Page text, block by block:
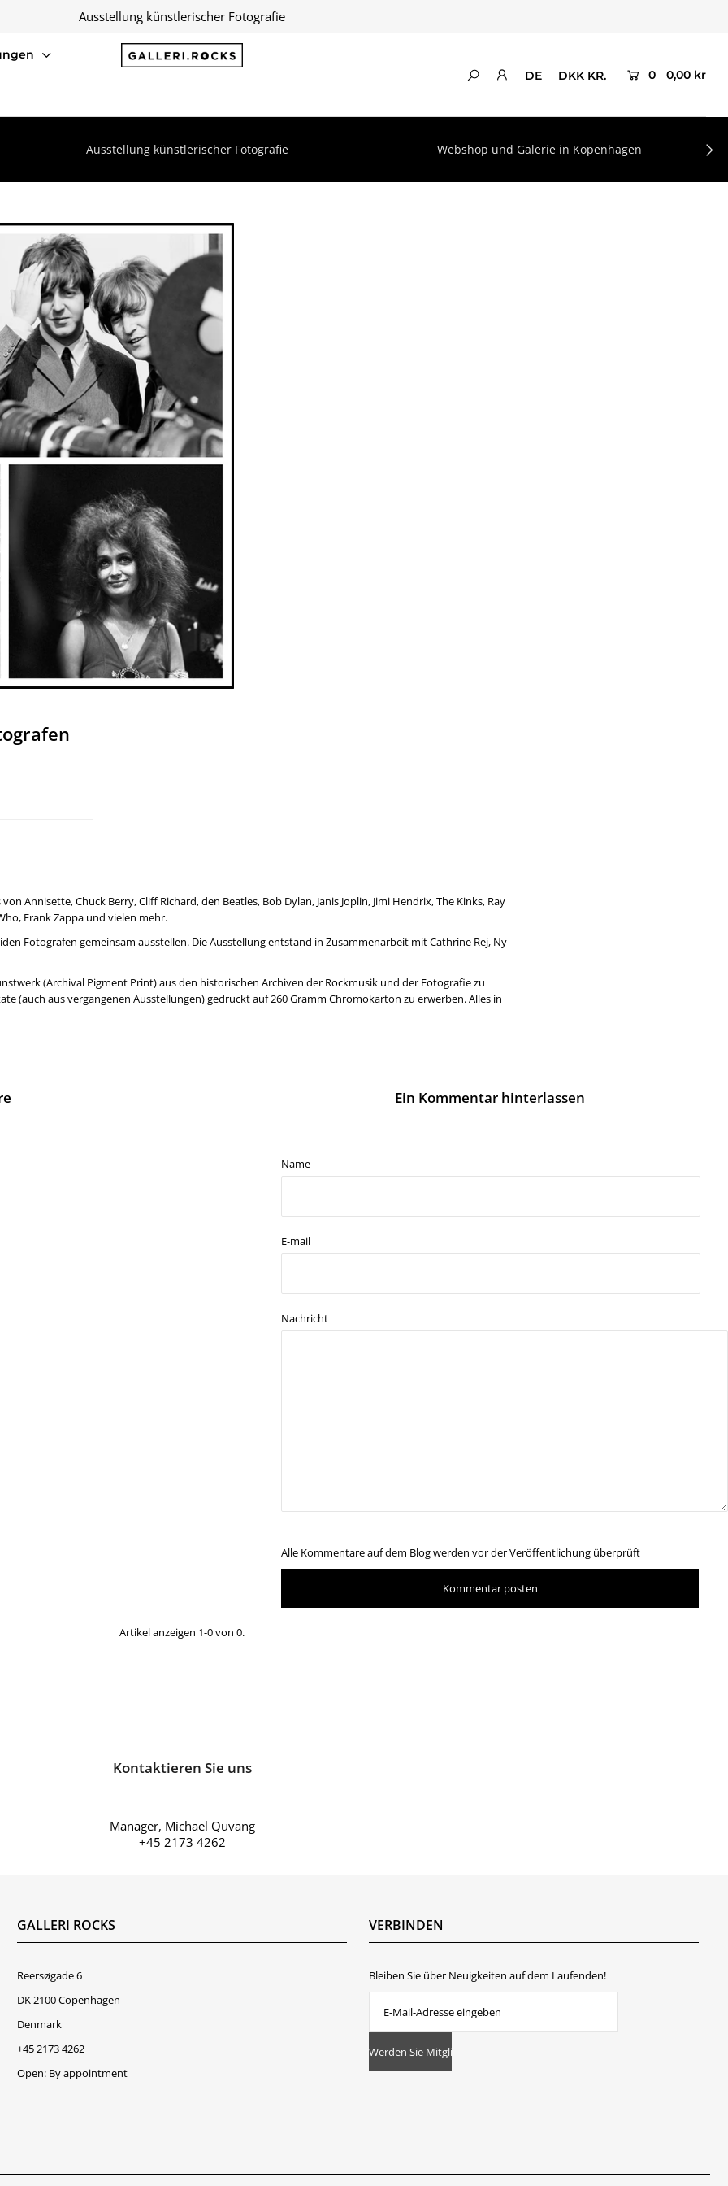
Ausstellung künstlerischer Fotografie
DE DKK KR. 0 0,00 kr
Ausstellung künstlerischer Fotografie Webshop und Galerie in Kopenhagen
Annisette, Chuck Berry, Cliff Richard, den Beatles, Bob Dylan, Janis Joplin, Jimi Hendrix, The Kinks, Ray
Frank Zappa und vielen mehr.
Fotografen gemeinsam ausstellen. Die Ausstellung entstand in Zusammenarbeit mit Cathrine Rej, Ny
(Archival Pigment Print) aus den historischen Archiven der Rockmusik und der Fotografie zu
(auch aus vergangenen Ausstellungen) gedruckt auf 260 Gramm Chromokarton zu erwerben. Alles in
Ein Kommentar hinterlassen
Name
E-mail
Nachricht
Alle Kommentare auf dem Blog werden vor der Veröffentlichung überprüft
Artikel anzeigen 1-0 von 0.
Kontaktieren Sie uns
Manager, Michael Quvang
+45 2173 4262
GALLERI ROCKS
Reersøgade 6
DK 2100 Copenhagen
Denmark
+45 2173 4262
Open: By appointment
VERBINDEN
Bleiben Sie über Neuigkeiten auf dem Laufenden!